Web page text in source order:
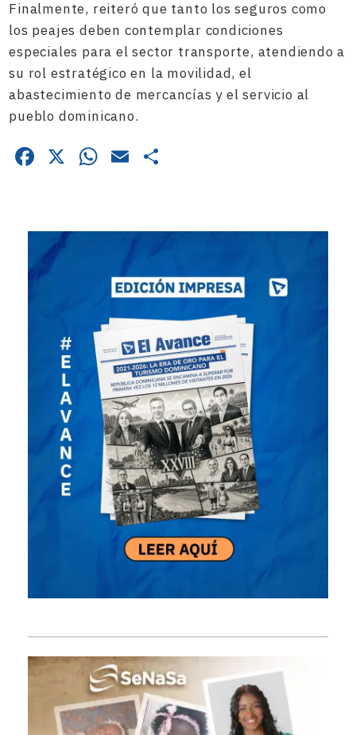
Finalmente, reiteró que tanto los seguros como
los peajes deben contemplar condiciones
especiales para el sector transporte, atendiendo a
su rol estratégico en la movilidad, el
abastecimiento de mercancías y el servicio al
pueblo dominicano.
Facebook
X WhatsApp
Email